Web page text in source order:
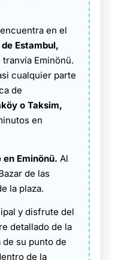
en el
Estambul,
Eminönü.
cualquier parte
de
o Taksim,
en
Eminönü. Al
de las
la plaza.
y disfrute del
detallado de la
su punto de
de la